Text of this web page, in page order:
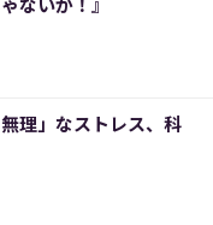
理」なストレス、科